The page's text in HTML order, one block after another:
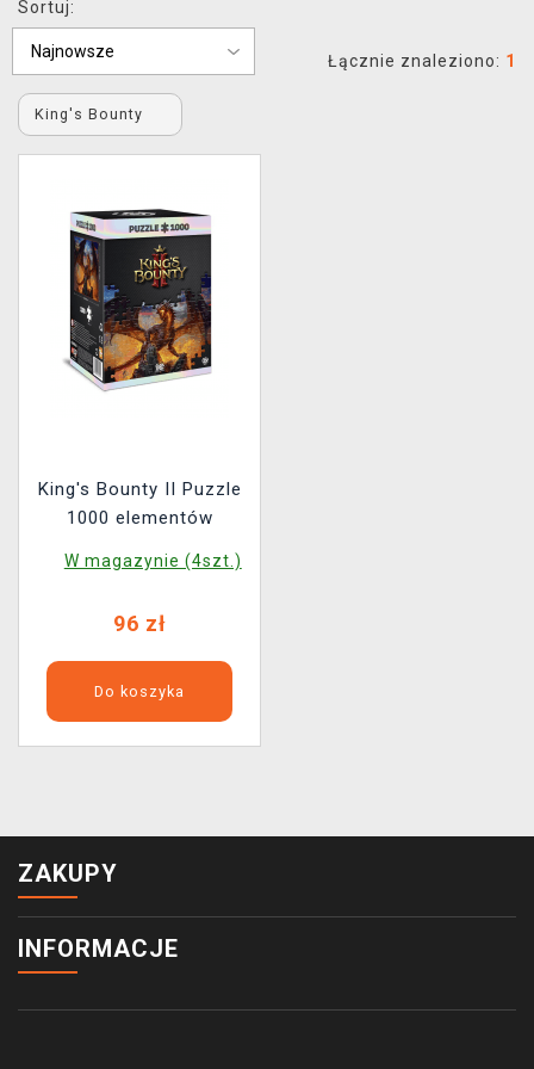
XZONE KLUB
Sortuj:
Łącznie znaleziono: 1
King's Bounty
King's Bounty II Puzzle
1000 elementów
W magazynie (4szt.)
96 zł
Do koszyka
ZAKUPY
INFORMACJE